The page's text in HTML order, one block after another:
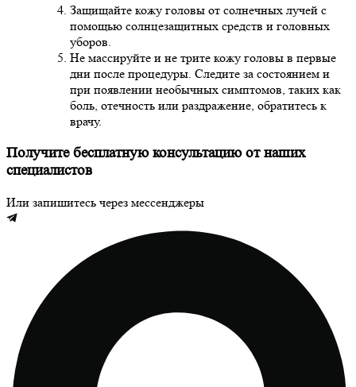
Защищайте кожу головы от солнечных лучей с
помощью солнцезащитных средств и головных
уборов.
Не массируйте и не трите кожу головы в первые
дни после процедуры. Следите за состоянием и
при появлении необычных симптомов, таких как
боль, отечность или раздражение, обратитесь к
врачу.
Получите бесплатную консультацию от наших
специалистов
Или запишитесь через мессенджеры